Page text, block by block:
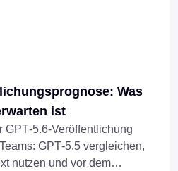
Was
ist
GPT‑5.5 vergleichen,
nutzen und vor dem